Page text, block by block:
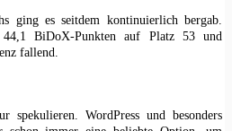
ging es seitdem kontinuierlich bergab.
BiDoX-Punkten auf Platz 53 und
fallend.
spekulieren. WordPress und besonders